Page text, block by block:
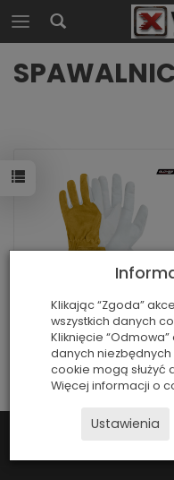
GLOVES PRO MIG
Klikając “Zgoda”
wszystkich danych
Kliknięcie
danych niezbędnych
cookie mogą służyć
Więcej informacji o
Ustawienia